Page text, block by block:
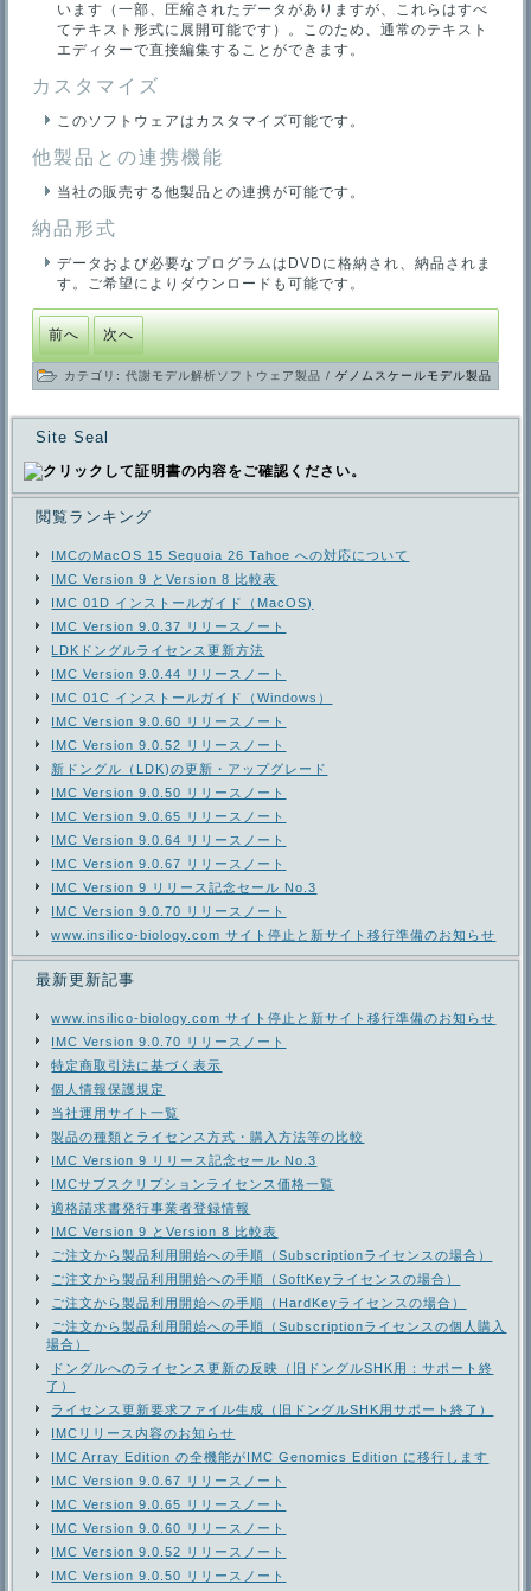
います（一部、圧縮されたデータがありますが、これらはすべ
てテキスト形式に展開可能です）。このため、通常のテキスト
エディターで直接編集することができます。
カスタマイズ
このソフトウェアはカスタマイズ可能です。
他製品との連携機能
当社の販売する他製品との連携が可能です。
納品形式
データおよび必要なプログラムはDVDに格納され、納品されま
す。ご希望によりダウンロードも可能です。
前へ 次へ
カテゴリ:代謝モデル解析ソフトウェア製品 /ゲノムスケールモデル製品
Site Seal
閲覧ランキング
IMCのMacOS 15 Sequoia 26 Tahoe への対応について
IMC Version 9 とVersion 8 比較表
IMC 01D インストールガイド（MacOS)
IMC Version 9.0.37 リリースノート
LDKドングルライセンス更新方法
IMC Version 9.0.44 リリースノート
IMC 01C インストールガイド（Windows）
IMC Version 9.0.60 リリースノート
IMC Version 9.0.52 リリースノート
新ドングル（LDK)の更新・アップグレード
IMC Version 9.0.50 リリースノート
IMC Version 9.0.65 リリースノート
IMC Version 9.0.64 リリースノート
IMC Version 9.0.67 リリースノート
IMC Version 9 リリース記念セール No.3
IMC Version 9.0.70 リリースノート
www.insilico-biology.com サイト停止と新サイト移行準備のお知らせ
最新更新記事
www.insilico-biology.com サイト停止と新サイト移行準備のお知らせ
IMC Version 9.0.70 リリースノート
特定商取引法に基づく表示
個人情報保護規定
当社運用サイト一覧
製品の種類とライセンス方式・購入方法等の比較
IMC Version 9 リリース記念セール No.3
IMCサブスクリプションライセンス価格一覧
適格請求書発行事業者登録情報
IMC Version 9 とVersion 8 比較表
ご注文から製品利用開始への手順（Subscriptionライセンスの場合）
ご注文から製品利用開始への手順（SoftKeyライセンスの場合）
ご注文から製品利用開始への手順（HardKeyライセンスの場合）
ご注文から製品利用開始への手順（Subscriptionライセンスの個人購入
場合）
ドングルへのライセンス更新の反映（旧ドングルSHK用：サポート終
了）
ライセンス更新要求ファイル生成（旧ドングルSHK用サポート終了）
IMCリリース内容のお知らせ
IMC Array Edition の全機能がIMC Genomics Edition に移行します
IMC Version 9.0.67 リリースノート
IMC Version 9.0.65 リリースノート
IMC Version 9.0.60 リリースノート
IMC Version 9.0.52 リリースノート
IMC Version 9.0.50 リリースノート